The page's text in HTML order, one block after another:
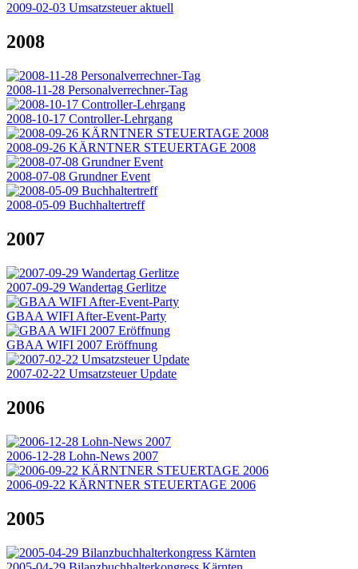
2009-02-03 Umsatzsteuer aktuell
2008
2008-11-28 Personalverrechner-Tag
2008-10-17 Controller-Lehrgang
2008-09-26 KÄRNTNER STEUERTAGE 2008
2008-07-08 Grundner Event
2008-05-09 Buchhaltertreff
2007
2007-09-29 Wandertag Gerlitze
GBAA WIFI After-Event-Party
GBAA WIFI 2007 Eröffnung
2007-02-22 Umsatzsteuer Update
2006
2006-12-28 Lohn-News 2007
2006-09-22 KÄRNTNER STEUERTAGE 2006
2005